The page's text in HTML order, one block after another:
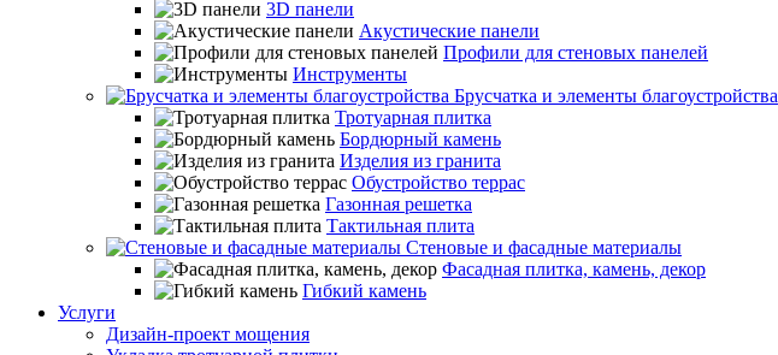
3D панели
Акустические панели
Профили для стеновых панелей
Инструменты
Брусчатка и элементы благоустройства
Тротуарная плитка
Бордюрный камень
Изделия из гранита
Обустройство террас
Газонная решетка
Тактильная плита
Стеновые и фасадные материалы
Фасадная плитка, камень, декор
Гибкий камень
Услуги
Дизайн-проект мощения